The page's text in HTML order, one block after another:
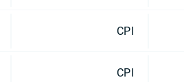
CPI
CPI